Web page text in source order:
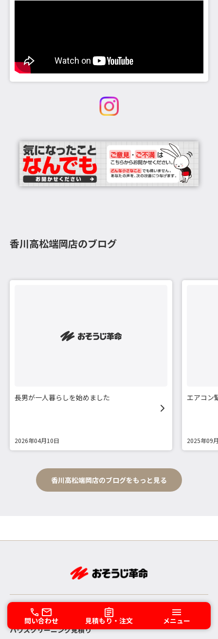
香川高松端岡店のブログ
長男が一人暮らしを始めました
2026年04月10日
エアコン
2025年09
香川高松端岡店のブログをもっと見る
問い合わせ 見積もり・注文 メニュー
エアコンクリーニング見積り
ハウスクリーニング見積り